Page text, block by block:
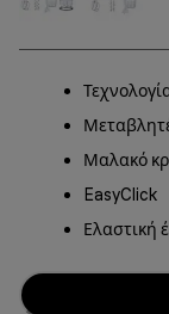
Μαλακό
EasyClick
Ελαστική